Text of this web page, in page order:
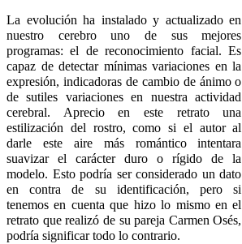
La evolución ha instalado y actualizado en
nuestro cerebro uno de sus mejores
programas: el de reconocimiento facial. Es
capaz de detectar mínimas variaciones en la
expresión, indicadoras de cambio de ánimo o
de sutiles variaciones en nuestra actividad
cerebral. Aprecio en este retrato una
estilización del rostro, como si el autor al
darle este aire más romántico intentara
suavizar el carácter duro o rígido de la
modelo. Esto podría ser considerado un dato
en contra de su identificación, pero si
tenemos en cuenta que hizo lo mismo en el
retrato que realizó de su pareja Carmen Osés,
podría significar todo lo contrario.